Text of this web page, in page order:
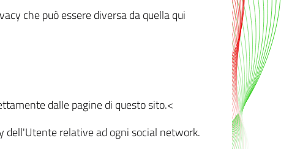
che può essere diversa da quella qui
dalle pagine di questo sito.<
dell'Utente relative ad ogni social network.